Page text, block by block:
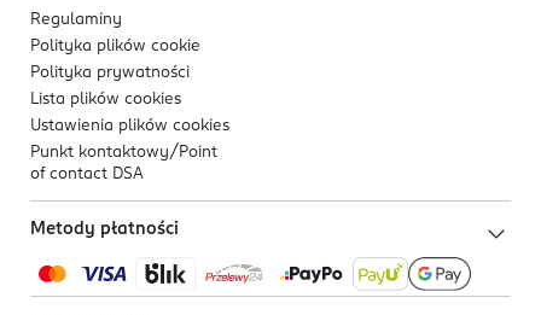
Regulaminy
Polityka plików cookie
Polityka prywatności
Lista plików cookies
Ustawienia plików cookies
Punkt kontaktowy/ Point
of contact DSA
Metody płatności